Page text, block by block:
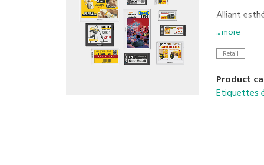
Alliant
durée de
batteries
Des
... more
Retail
Product
Etiquettes